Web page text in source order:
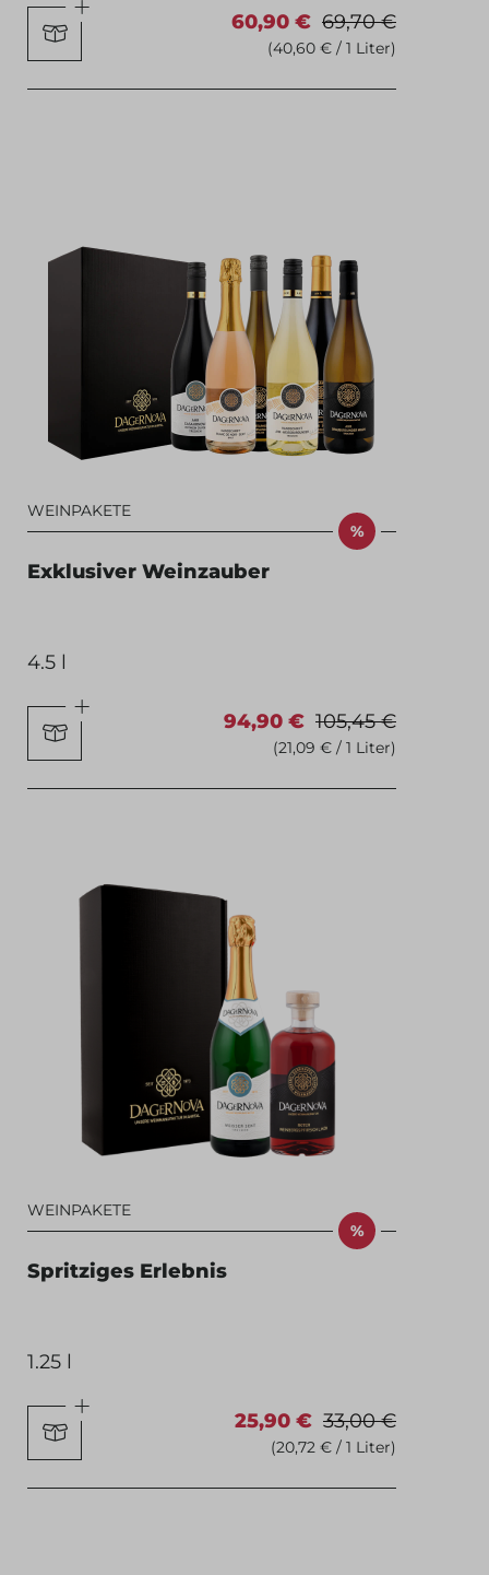
60,90 € 69,70 €
(40,60 € / 1 Liter)
WEINPAKETE
%
Exklusiver Weinzauber
4.5 l
94,90 € 105,45 €
(21,09 € / 1 Liter)
WEINPAKETE
%
Spritziges Erlebnis
1.25 l
25,90 € 33,00 €
(20,72 € / 1 Liter)